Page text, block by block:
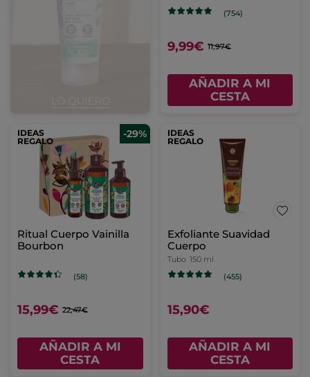
(754)
9,99€ 11,97€
AÑADIR A MI
CESTA
IDEAS
REGALO
-29%
Ritual Cuerpo Vainilla
Bourbon
(58)
15,99€ 22,47€
AÑADIR A MI
CESTA
IDEAS
REGALO
Exfoliante Suavidad
Cuerpo
Tubo 150 ml
(455)
15,90€
AÑADIR A MI
CESTA